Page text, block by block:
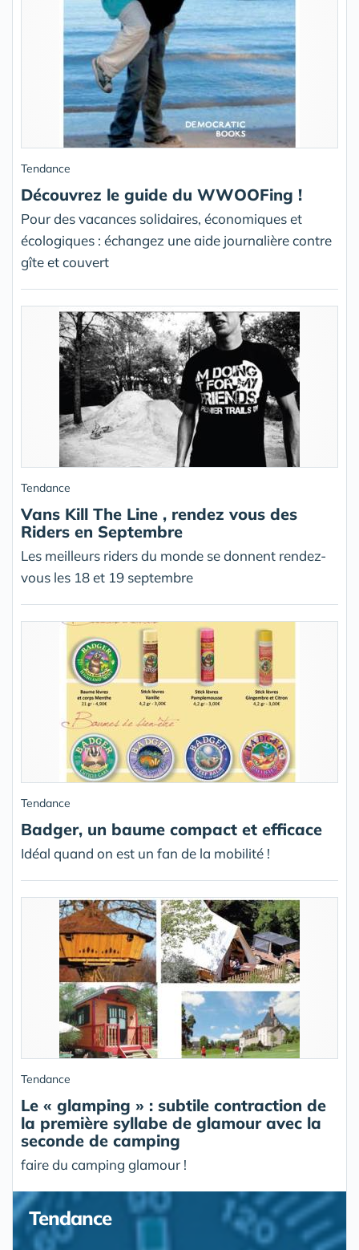
Tendance
Découvrez le guide du WWOOFing !
Pour des vacances solidaires, économiques et
écologiques : échangez une aide journalière contre
gîte et couvert
Tendance
Vans Kill The Line , rendez vous des
Riders en Septembre
Les meilleurs riders du monde se donnent rendez-
vous les 18 et 19 septembre
Tendance
Badger, un baume compact et efficace
Idéal quand on est un fan de la mobilité !
Tendance
Le « glamping » : subtile contraction de
la première syllabe de glamour avec la
seconde de camping
faire du camping glamour !
Tendance